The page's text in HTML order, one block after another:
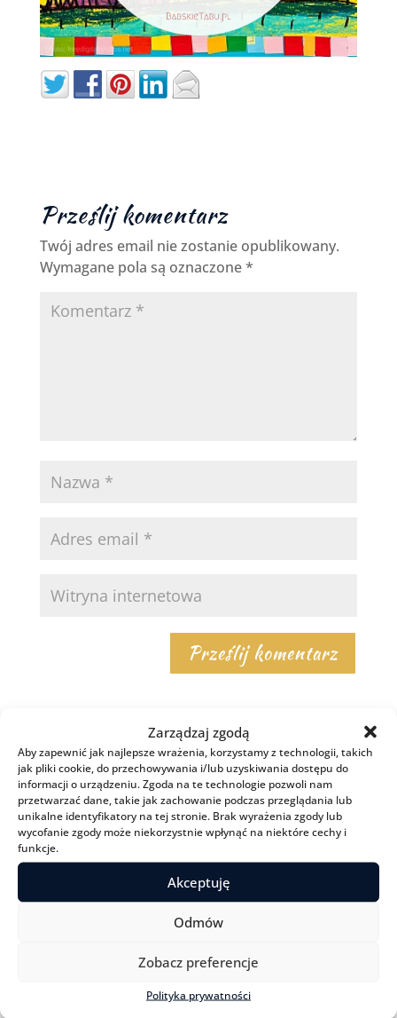
Zarządzaj zgodą
Aby zapewnić jak najlepsze wrażenia, korzystamy z technologii, takich
jak pliki cookie, do przechowywania i/lub uzyskiwania dostępu do
informacji o urządzeniu. Zgoda na te technologie pozwoli nam
przetwarzać dane, takie jak zachowanie podczas przeglądania lub
unikalne identyfikatory na tej stronie. Brak wyrażenia zgody lub
wycofanie zgody może niekorzystnie wpłynąć na niektóre cechy i
funkcje.
Akceptuję
Odmów
Zobacz preferencje
Polityka prywatności
Prześlij komentarz
Twój adres email nie zostanie opublikowany.
Wymagane pola są oznaczone*
Najnowsze w czytelni
Nie musisz. Nie musisz być taka jak inne.
Na czym polega Terapia Skoncentrowana
Komu ufasz, komu wierzysz, kogo
naśladujesz? – 4 kroki do uwolnienia się od